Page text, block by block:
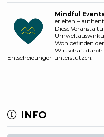
Mindful Events
erleben –
Diese
Wohlbefinden
Wirtschaft durch
Entscheidungen unterstützen.
INFO